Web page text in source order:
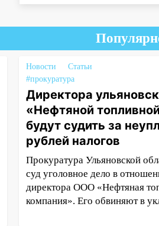
Новости
Статьи
#прокуратура
Директора
«Нефтяной
будут судить за
рублей налогов
Прокуратура Ульяновской
суд уголовное дело в
директора ООО «Нефтяная
компания». Его обвиняют в